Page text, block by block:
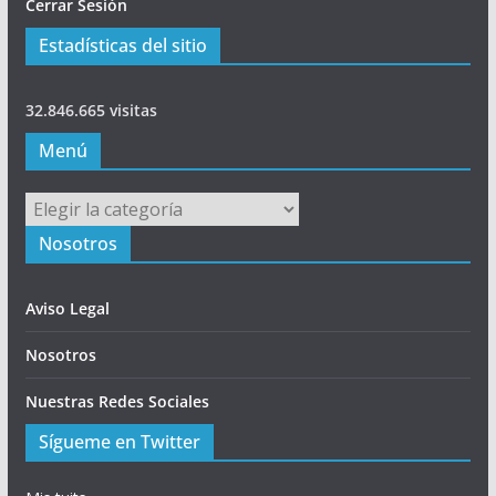
Cerrar Sesión
Estadísticas del sitio
32.846.665 visitas
Menú
Menú
Nosotros
Aviso Legal
Nosotros
Nuestras Redes Sociales
Sígueme en Twitter